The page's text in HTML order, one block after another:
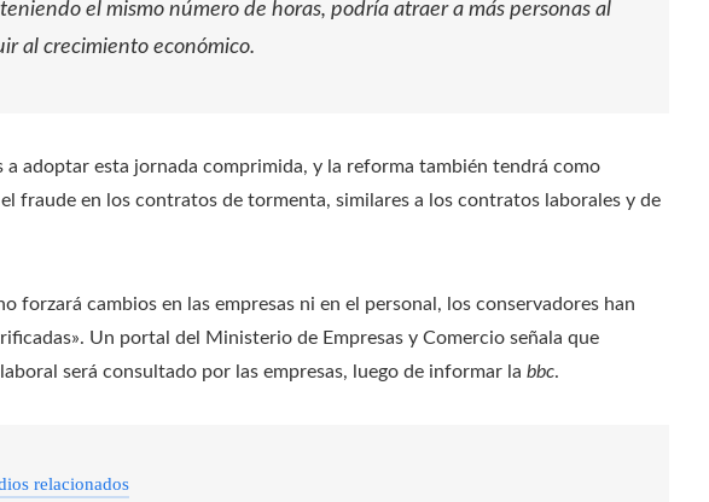
el mismo número de horas, podría atraer a más personas al
al crecimiento económico.
a adoptar esta jornada comprimida, y la reforma también tendrá como
fraude en los contratos de tormenta, similares a los contratos laborales y de
forzará cambios en las empresas ni en el personal, los conservadores han
Un portal del Ministerio de Empresas y Comercio señala que
será consultado por las empresas, luego de informar la bbc.
relacionados